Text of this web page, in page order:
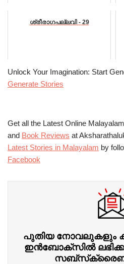
ശ്രീരാഗപല്ലവി - 29
Unlock Your Imagination: Start
Generate Stories
Get all the Latest Online Malayalam
and Book Reviews at
Latest Stories in Malayalam by
Facebook
പുതിയ നോവലുകളും
ഇന്‍ബോക്‌സില്‍
സബ്‌സ്‌ക്രൈബ്